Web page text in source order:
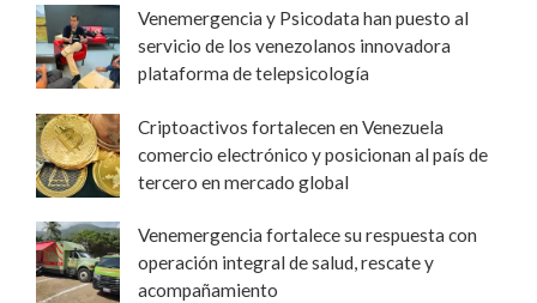
Venemergencia y Psicodata han puesto al
servicio de los venezolanos innovadora
plataforma de telepsicología
Criptoactivos fortalecen en Venezuela
comercio electrónico y posicionan al país de
tercero en mercado global
Venemergencia fortalece su respuesta con
operación integral de salud, rescate y
acompañamiento